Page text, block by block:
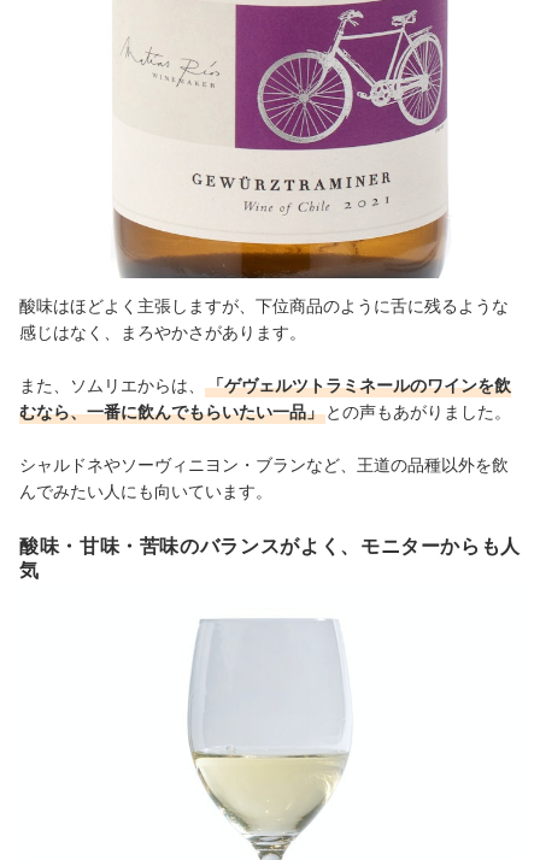
酸味はほどよく主張しますが、下位商品のように舌に残るような
感じはなく、まろやかさがあります。
また、ソムリエからは、
「ゲヴェルツトラミネールのワインを飲
むなら、一番に飲んでもらいたい一品」 との声もあがりました。
シャルドネやソーヴィニヨン・ブランなど、王道の品種以外を飲
んでみたい人にも向いています。
酸味・甘味・苦味のバランスがよく、モニターからも人
気